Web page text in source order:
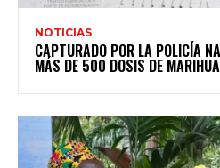
NOTICIAS
CAPTURADO POR LA POLICÍA
MÁS DE 500 DOSIS DE